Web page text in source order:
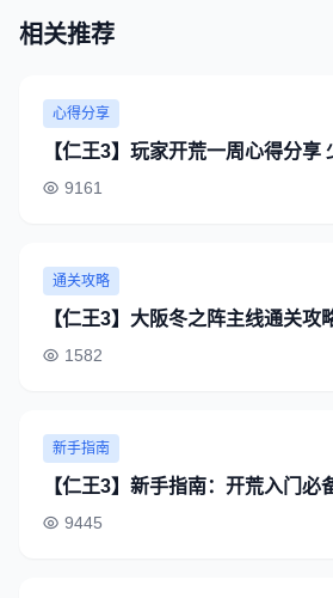
相关推荐
心得分享
【仁王3】玩家开荒一周心得分享
9161
通关攻略
【仁王3】大阪冬之阵主线通关攻
1582
新手指南
【仁王3】新手指南：开荒入门必
9445